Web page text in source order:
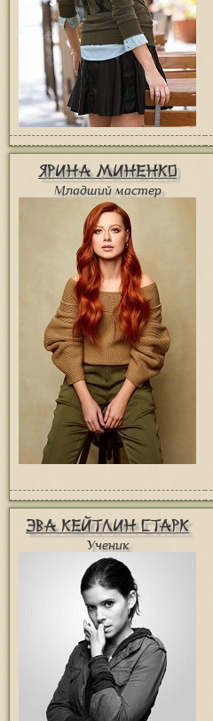
Ярина Миненко
Младший мастер
Эва Кейтлин Старк
Ученик